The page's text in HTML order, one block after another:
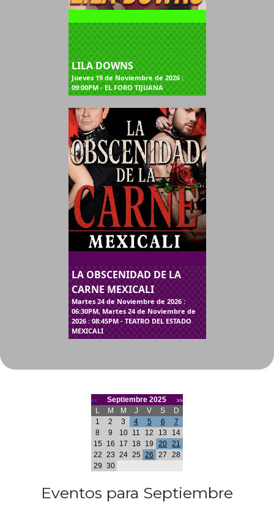
LILA DOWNS
Jueves 19 de Noviembre de 2026 :
09:00PM - EL FORO TIJUANA
LA OBSCENIDAD DE LA
CARNE MEXICALI
Martes 24 de Noviembre de 2026 :
06:30PM, Martes 24 de Noviembre de
2026 : 08:45PM - TEATRO DEL ESTADO
MEXICALI
<< Septiembre 2025 >>
L M M J V S
D
1
2 3 4 5 6
7
8
9 10 11 12 13
14
15
16 17 18 19 20 21
22 23 24 25 26 27
28
29 30
Eventos para Septiembre